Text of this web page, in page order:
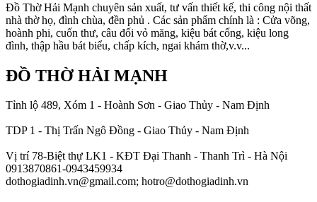
Đồ Thờ Hải Mạnh chuyên sản xuất, tư vấn thiết kế, thi công nội thất
nhà thờ họ, đình chùa, đền phủ . Các sản phẩm chính là : Cửa võng,
hoành phi, cuốn thư, câu đối vỏ măng, kiệu bát cống, kiệu long
đình, thập hầu bát biểu, chấp kích, ngai khám thờ,v.v...
ĐỒ THỜ HẢI MẠNH
Tỉnh lộ 489, Xóm 1 - Hoành Sơn - Giao Thủy - Nam Định
TDP 1 - Thị Trấn Ngô Đồng - Giao Thủy - Nam Định
Vị trí 78-Biệt thự LK1 - KĐT Đại Thanh - Thanh Trì - Hà Nội
0913870861-0943459934
dothogiadinh.vn@gmail.com; hotro@dothogiadinh.vn